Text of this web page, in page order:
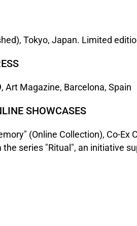
Tokyo, Japan. Limited
Art Magazine, Barcelona, Spain
SHOWCASES
(Online Collection), Co-Ex
series "Ritual", an initiative